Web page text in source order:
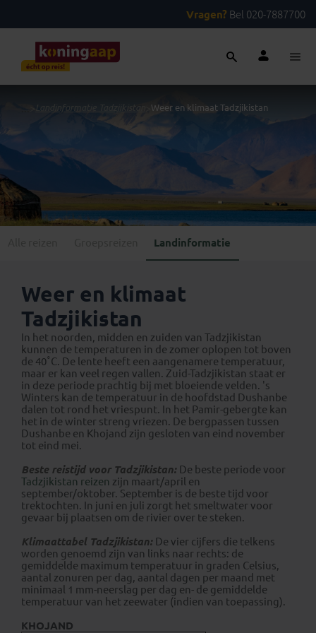
Vragen? Bel 020-7887700
Landinformatie Tadzjikistan Weer en klimaat Tadzjikistan
Landinformatie
Weer en klimaat
Tadzjikistan
In het noorden, midden en zuiden van Tadzjikistan
kunnen de temperaturen in de zomer oplopen tot boven
de 40˚C. De lente heeft een aangenamere temperatuur,
maar er kan veel regen vallen. Zuid-Tadzjikistan staat er
in deze periode prachtig bij met bloeiende velden. 's
Winters kan de temperatuur in de hoofdstad Dushanbe
dalen tot rond het vriespunt. In het Pamir-gebergte kan
het in de winter streng vriezen. De bergpassen tussen
Dushanbe en Khojand zijn gesloten van eind november
tot eind mei.
Beste reistijd voor Tadzjikistan: De beste periode voor
Tadzjikistan reizen zijn maart/april en
september/oktober. September is de beste tijd voor
trektochten. In juni en juli zorgt het smeltwater voor
gevaar bij plaatsen om de rivier over te steken.
Klimaattabel Tadzjikistan: De vier cijfers die telkens
worden genoemd zijn van links naar rechts: de
gemiddelde maximum temperatuur in graden Celsius,
aantal zonuren per dag, aantal dagen per maand met
minimaal 1 mm-neerslag per dag en- de gemiddelde
temperatuur van het zeewater (indien van toepassing).
KHOJAND